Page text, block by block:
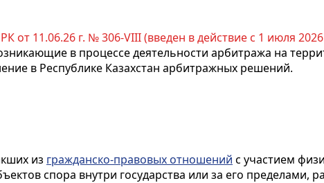
РК от 11.06.26 г. № 306-VIII (введен в действие с 1 июля 2026
в процессе деятельности арбитража на
в Республике Казахстан арбитражных решений.
из гражданско-правовых отношений с участием
спора внутри государства или за его пределами,